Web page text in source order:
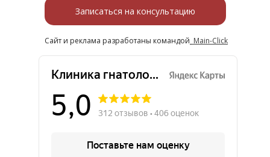
Записаться на консультацию
Сайт и реклама разработаны командой Main-Click